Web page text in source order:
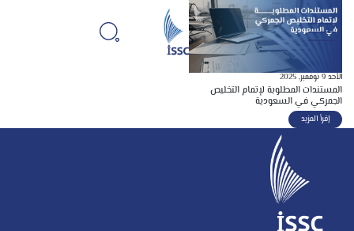
الأحد 9 نوفمبر, 2025
المستندات المطلوبة لإتمام التخليص
الجمركي في السعودية
إقرأ المزيد